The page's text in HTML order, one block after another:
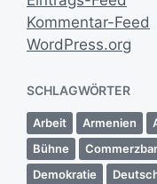
Kommentar-Feed
WordPress.org
SCHLAGWÖRTER
Arbeit Armenien
Bühne
Demokratie